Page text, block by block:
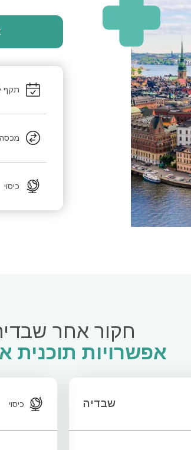
תקף
מכסה
כיסוי
חקור אחר
אפשרויות תוכנית
שבדיה כיסוי